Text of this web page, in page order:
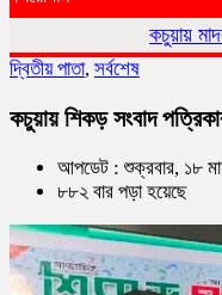
কচুয়ায় মাদকাসক্ত চিকিৎসক
দ্বিতীয় পাতা, সর্বশেষ
কচুয়ায় শিকড় সংবাদ
আপডেট : শুক্রবার, ১৮
৮৮২ বার পড়া হয়েছে